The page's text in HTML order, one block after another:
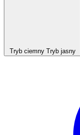
Tryb ciemny Tryb jasny